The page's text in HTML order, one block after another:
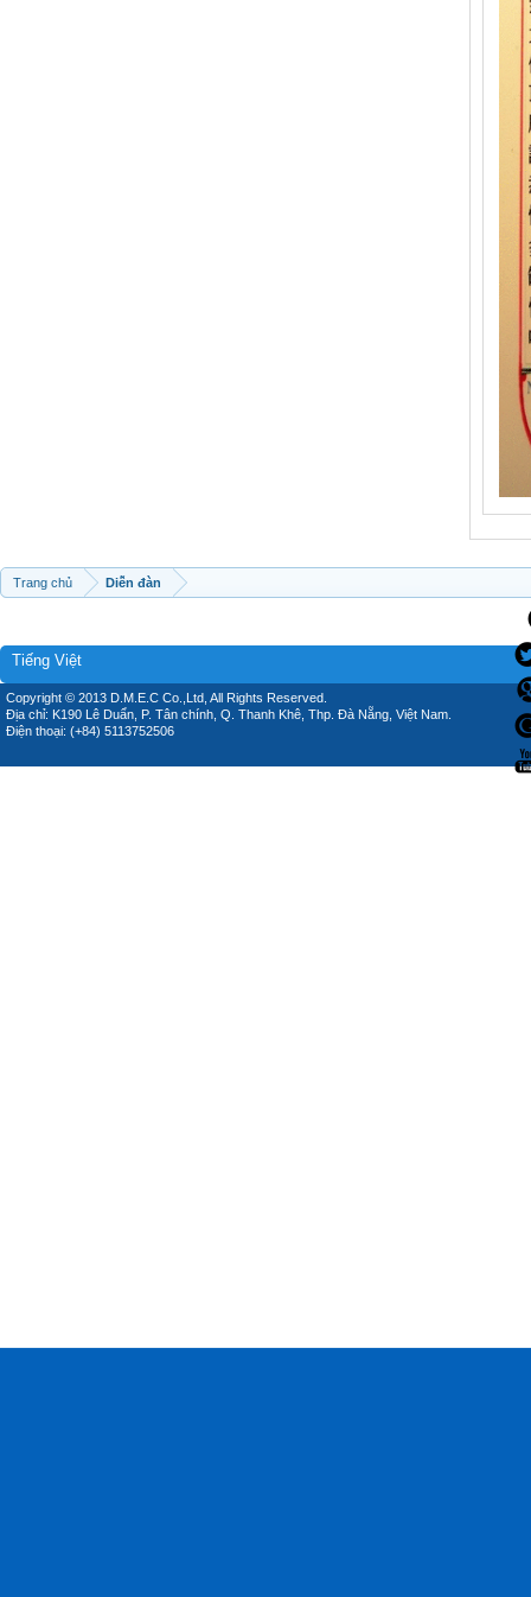
Trang chủ Diễn đàn
Tiếng Việt
Copyright © 2013 D.M.E.C Co.,Ltd, All Rights Reserved.
Địa chỉ: K190 Lê Duẩn, P. Tân chính, Q. Thanh Khê, Thp. Đà Nẵng, Việt Nam.
Điện thoại: (+84) 5113752506